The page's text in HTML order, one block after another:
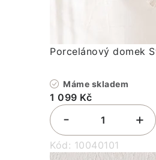
Porcelánový domek
Máme skladem
1 099 Kč
Kód: 10040101